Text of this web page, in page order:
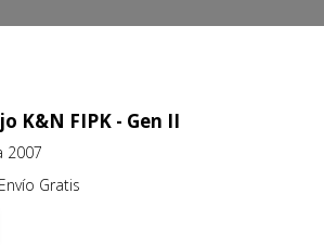
K&N FIPK - Gen II
2007
Gratis